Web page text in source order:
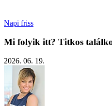
Napi friss
Mi folyik itt? Titkos
2026. 06. 19.